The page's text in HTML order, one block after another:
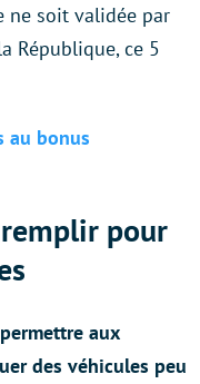
ne soit validée par
République, ce 5
au bonus
pour
permettre aux
des véhicules peu